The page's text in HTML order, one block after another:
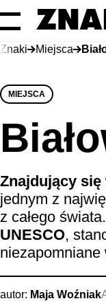
Znaki Miejsca
MIEJSCA
Znajdujący
jednym z
z całego
UNESCO,
niezapomniane
autor: Maja Woźniak